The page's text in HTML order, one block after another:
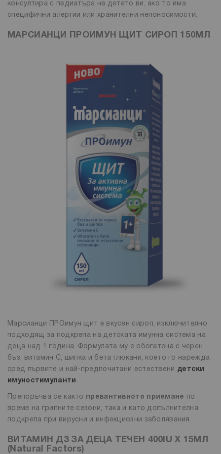
консултира с педиатъра на детето ви, ако то има
специфични алергии или хранителни непоносимости.
МАРСИАНЦИ ПРОИМУН ЩИТ СИРОП 150МЛ
Марсианци ПРОимун щит е вкусен сироп, изключително
подходящ за подкрепа на детската имунна система на
деца над 1 година. Формулата му е обогатена с черен
бъз, витамин С, шипка и бета глюкани, което го нарежда
сред първите и най-предпочитани естествени детски
имуностимуланти .
Препоръчва се както превантивното приемане по
време на грипните сезони, така и като допълнителна
подкрепа при вирусни и инфекциозни заболявания.
ВИТАМИН Д3 ЗА ДЕЦА ТЕЧЕН 400IU Х 15МЛ
(Natural Factors)